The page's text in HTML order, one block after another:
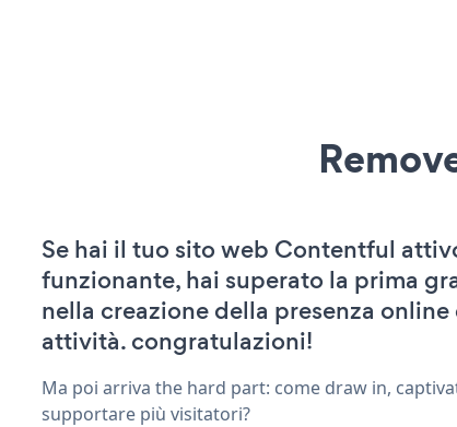
Se hai il tuo sito web Contentful
funzionante, hai superato la prima
nella creazione della presenza online
attività. congratulazioni!
Ma poi arriva the hard part: come draw in,
supportare più visitatori?